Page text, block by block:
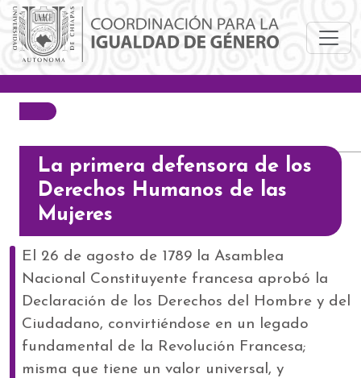
Pasar al contenido principal
La primera defensora de los
Derechos Humanos de las
Mujeres
El 26 de agosto de 1789 la Asamblea
Nacional Constituyente francesa aprobó la
Declaración de los Derechos del Hombre y del
Ciudadano, convirtiéndose en un legado
fundamental de la Revolución Francesa;
misma que tiene un valor universal, y